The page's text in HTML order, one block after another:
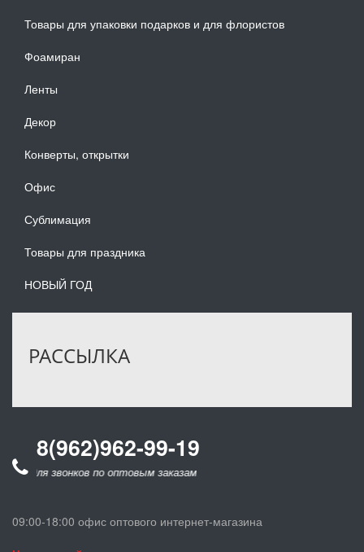
Товары для упаковки подарков и для флористов
Фоамиран
Ленты
Декор
Конверты, открытки
Офис
Сублимация
Товары для праздника
НОВЫЙ ГОД
РАССЫЛКА
8(962)962-99-19
для звонков по оптовым заказам
09:00-18:00 офис оптового интернет-магазина